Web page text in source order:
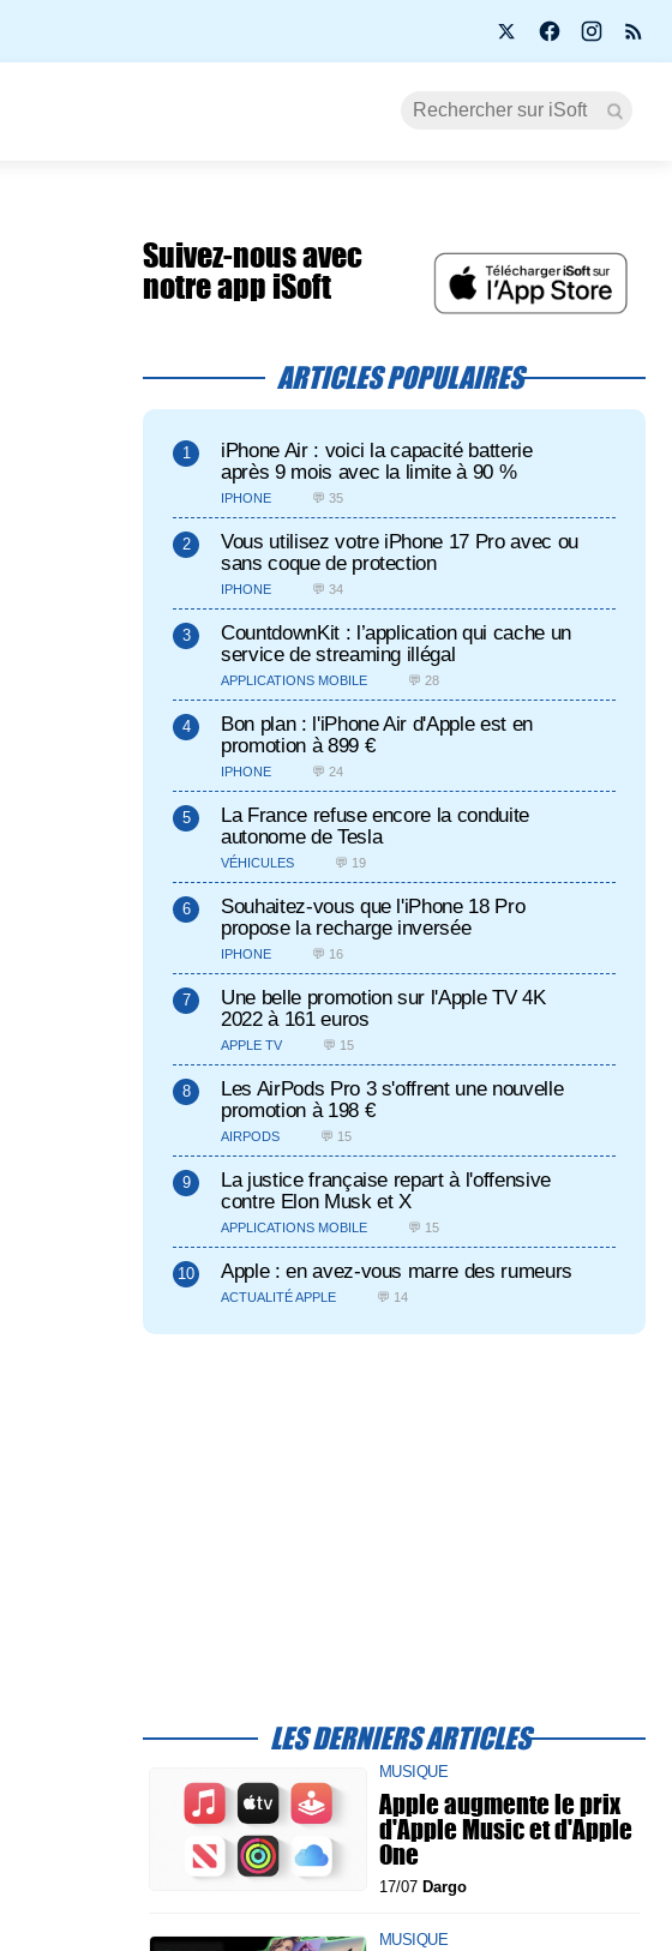
Suivez-nous avec
notre app iSoft
ARTICLES POPULAIRES
iPhone Air : voici la capacité batterie
après 9 mois avec la limite à 90 %
IPHONE 💬 35
Vous utilisez votre iPhone 17 Pro avec ou
sans coque de protection
IPHONE 💬 34
CountdownKit : l’application qui cache un
service de streaming illégal
APPLICATIONS MOBILE 💬 28
Bon plan : l'iPhone Air d'Apple est en
promotion à 899 €
IPHONE 💬 24
La France refuse encore la conduite
autonome de Tesla
VÉHICULES 💬 19
Souhaitez-vous que l'iPhone 18 Pro
propose la recharge inversée
IPHONE 💬 16
Une belle promotion sur l'Apple TV 4K
2022 à 161 euros
APPLE TV 💬 15
Les AirPods Pro 3 s'offrent une nouvelle
promotion à 198 €
AIRPODS 💬 15
La justice française repart à l'offensive
contre Elon Musk et X
APPLICATIONS MOBILE 💬 15
Apple : en avez-vous marre des rumeurs
ACTUALITÉ APPLE 💬 14
LES DERNIERS ARTICLES
MUSIQUE
Apple augmente le prix
d'Apple Music et d'Apple
One
17/07 Dargo
MUSIQUE